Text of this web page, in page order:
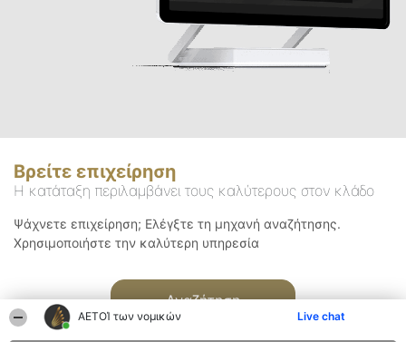
ΑΕΤΟΊ των νομικών Live chat
Βρείτε επιχείρηση
Η κατάταξη περιλαμβάνει τους καλύτερους στον κλάδο
Ψάχνετε επιχείρηση; Ελέγξτε τη μηχανή αναζήτησης.
Χρησιμοποιήστε την καλύτερη υπηρεσία
Αναζήτηση